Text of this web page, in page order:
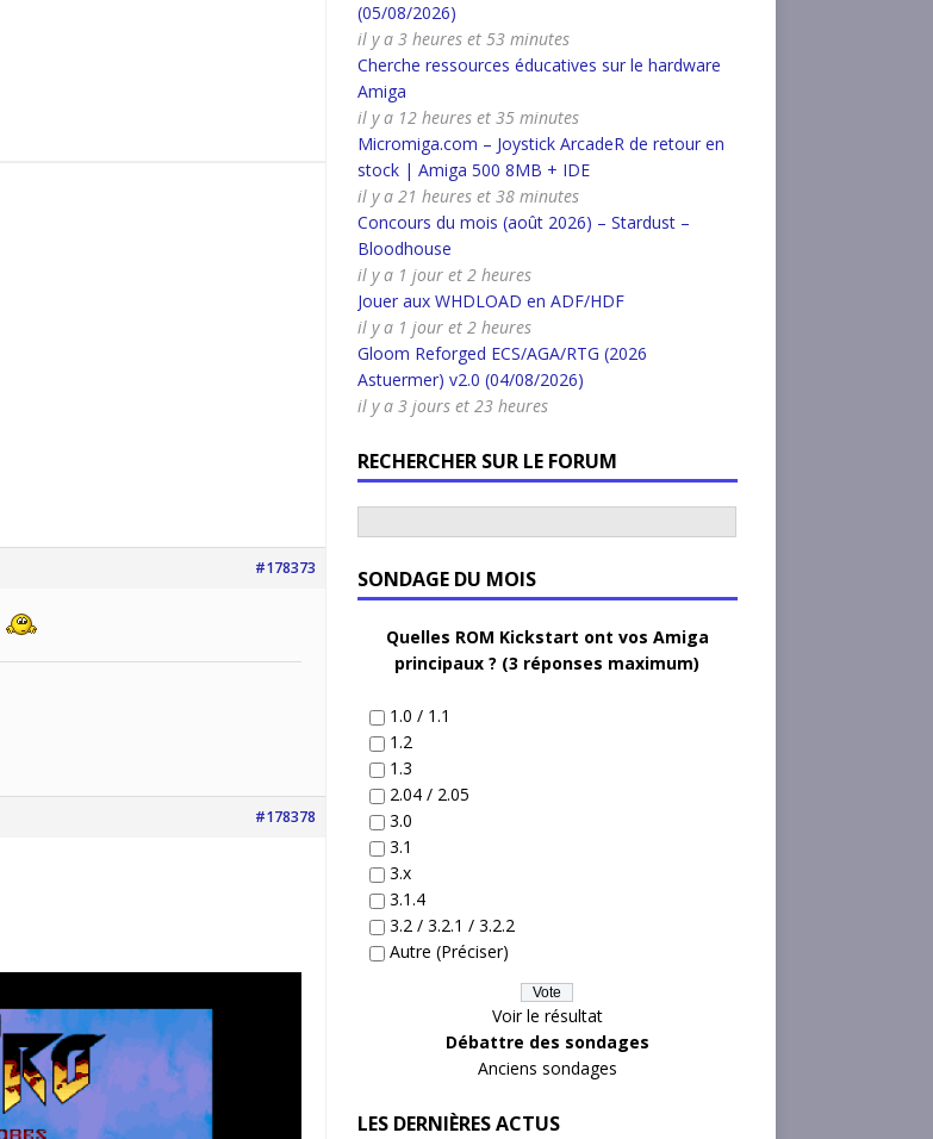
#178373
#178378
(05/08/2026)
il y a 3 heures et 53 minutes
Cherche ressources éducatives sur le hardware
Amiga
il y a 12 heures et 35 minutes
Micromiga.com – Joystick ArcadeR de retour en
stock | Amiga 500 8MB + IDE
il y a 21 heures et 38 minutes
Concours du mois (août 2026) – Stardust –
Bloodhouse
il y a 1 jour et 2 heures
Jouer aux WHDLOAD en ADF/HDF
il y a 1 jour et 2 heures
Gloom Reforged ECS/AGA/RTG (2026
Astuermer) v2.0 (04/08/2026)
il y a 3 jours et 23 heures
RECHERCHER SUR LE FORUM
SONDAGE DU MOIS
Quelles ROM Kickstart ont vos Amiga
principaux ? (3 réponses maximum)
1.0 / 1.1
1.2
1.3
2.04 / 2.05
3.0
3.1
3.x
3.1.4
3.2 / 3.2.1 / 3.2.2
Autre (Préciser)
Voir le résultat
Débattre des sondages
Anciens sondages
LES DERNIÈRES ACTUS